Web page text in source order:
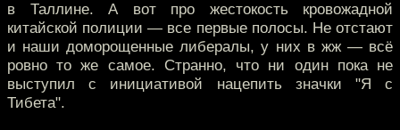
в Таллине. А вот про жестокость кровожадной
китайской полиции — все первые полосы. Не отстают
и наши доморощенные либералы, у них в жж — всё
ровно то же самое. Странно, что ни один пока не
выступил с инициативой нацепить значки "Я с
Тибета".